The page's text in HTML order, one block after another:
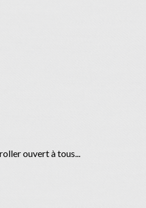
ouvert à tous...